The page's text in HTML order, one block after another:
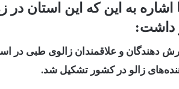
به این که این استان
داشت:
دهندگان و علاقمندان زالوی طبی در
زالو در کشور تشکیل شد.